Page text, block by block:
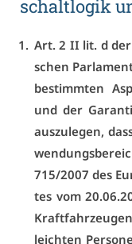
schalt­lo­gik
Art. 2 II lit. d
schen
be­stimm­ten
und der
aus­zu­le­gen,
715/2007 des
tes vom
leich­ten